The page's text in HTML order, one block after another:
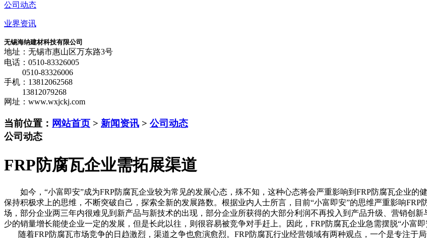
公司动态
业界资讯
无锡海纳建材科技有限公司
地址：无锡市惠山区万东路3号
电话：0510-83326005
0510-83326006
手机：13812062568
13812079268
网址：www.wxjckj.com
当前位置： 网站首页 > 新闻资讯 > 公司动态
公司动态
FRP防腐瓦企业需拓展渠道
如今，“小富即安”成为FRP防腐瓦企业较为常见的发展心态，殊不知，这种心态将会严重影响到FRP防腐瓦企业的
保持积极求上的思维，不断突破自己，探索全新的发展路数。根据业内人士所言，目前“小富即安”的思维严重影响
场，部分企业两三年内很难见到新产品与新技术的出现，部分企业所获得的大部分利润不再投入到产品升级、营销创
少的销量增长能使企业一定的发展，但是长此以往，则很容易被竞争对手赶上。因此，FRP防腐瓦企业急需摆脱“小富即
随着FRP防腐瓦市场竞争的日趋激烈，渠道之争也愈演愈烈。FRP防腐瓦行业经营领域有两种观点，一个是专注于